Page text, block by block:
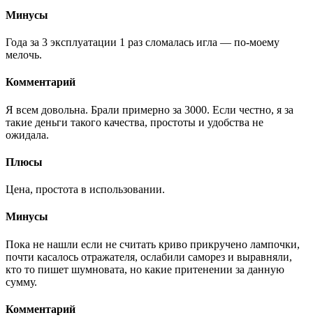
Минусы
Года за 3 эксплуатации 1 раз сломалась игла — по-моему
мелочь.
Комментарий
Я всем довольна. Брали примерно за 3000. Если честно, я за
такие деньги такого качества, простоты и удобства не
ожидала.
Плюсы
Цена, простота в использовании.
Минусы
Пока не нашли если не считать криво прикручено лампочки,
почти касалось отражателя, ослабили саморез и выравняли,
кто то пишет шумновата, но какие притенении за данную
сумму.
Комментарий